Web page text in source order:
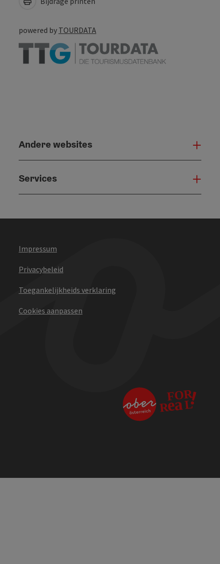
powered by TOURDATA
Andere websites
Services
Impressum
Privacybeleid
Toegankelijkheids verklaring
Cookies aanpassen